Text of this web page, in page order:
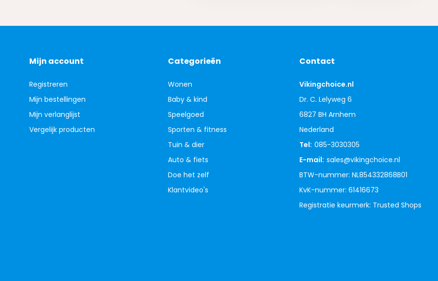
Mijn account
Registreren
Mijn bestellingen
Mijn verlanglijst
Vergelijk producten
Categorieën
Wonen
Baby & kind
Speelgoed
Sporten & fitness
Tuin & dier
Auto & fiets
Doe het zelf
Klantvideo's
Contact
Vikingchoice.nl
Dr. C. Lelyweg 6
6827 BH Arnhem
Nederland
Tel: 085-3030305
E-mail: sales@vikingchoice.nl
BTW-nummer: NL854332868B01
KvK-nummer: 61416673
Registratie keurmerk: Trusted Shops